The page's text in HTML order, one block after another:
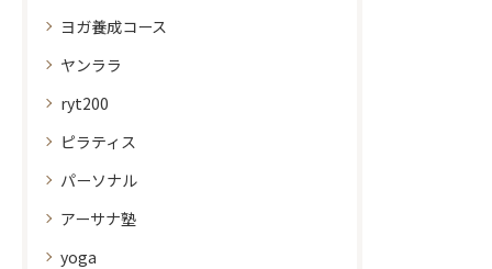
ヨガ養成コース
ヤンララ
ryt200
ピラティス
パーソナル
アーサナ塾
yoga